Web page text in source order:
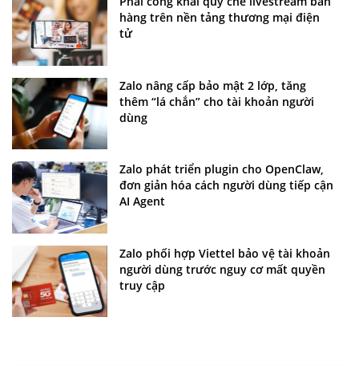
hàng trên nền tảng thương mại điện
tử
Zalo nâng cấp bảo mật 2 lớp, tăng
thêm “lá chắn” cho tài khoản người
dùng
Zalo phát triển plugin cho OpenClaw,
đơn giản hóa cách người dùng tiếp cận
AI Agent
Zalo phối hợp Viettel bảo vệ tài khoản
người dùng trước nguy cơ mất quyền
truy cập